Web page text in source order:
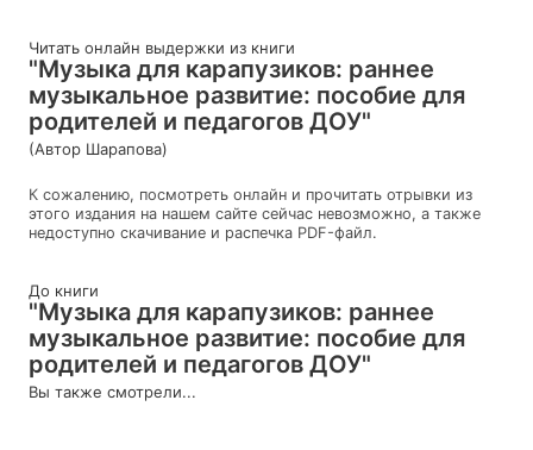
Читать онлайн выдержки из книги
"Музыка для карапузиков: раннее
музыкальное развитие: пособие для
родителей и педагогов ДОУ"
(Автор Шарапова)
К сожалению, посмотреть онлайн и прочитать отрывки из
этого издания на нашем сайте сейчас невозможно, а также
недоступно скачивание и распечка PDF-файл.
До книги
"Музыка для карапузиков: раннее
музыкальное развитие: пособие для
родителей и педагогов ДОУ"
Вы также смотрели...